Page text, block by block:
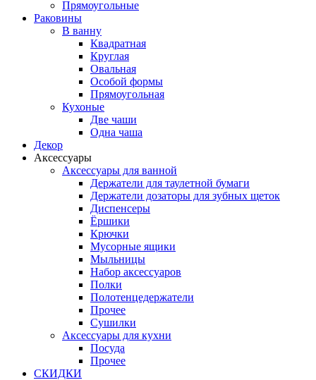
Прямоугольные
Раковины
В ванну
Квадратная
Круглая
Овальная
Особой формы
Прямоугольная
Кухоные
Две чаши
Одна чаша
Декор
Аксессуары
Аксессуары для ванной
Держатели для таулетной бумаги
Держатели дозаторы для зубных щеток
Диспенсеры
Ёршики
Крючки
Мусорные ящики
Мыльницы
Набор аксессуаров
Полки
Полотенцедержатели
Прочее
Сушилки
Аксессуары для кухни
Посуда
Прочее
СКИДКИ